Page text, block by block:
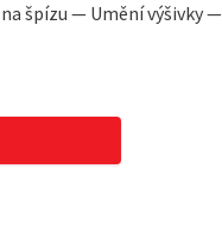
špízu — Umění výšivky